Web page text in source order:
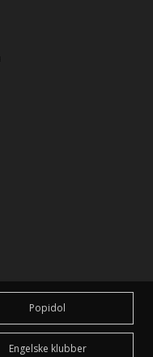
Popidol
Engelske klubber